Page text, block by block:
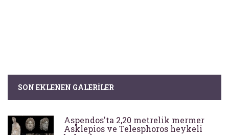
SON EKLENEN GALERILER
Aspendos'ta 2,20 metrelik mermer
Asklepios ve Telesphoros heykeli